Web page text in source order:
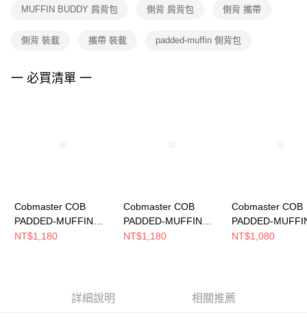
權轉讓予恩沛科技股份有限公司。
３．未成年的使用者請事先徵得法定代理人或監護人之同意方可使用
４．使用「AFTEE先享後付」時，將依據個別帳號之用戶狀況，依本公司即
MUFFIN BUDDY 肩背包 側背 肩背包 側背 攜帶
側背 裝載 攜帶 裝載 padded-muffin 側背包
一 必買清單 一
Cobmaster COB
PADDED-MUFFIN
BUDDY SHOULDER
NT$1,180
Cobmaster COB
PADDED-MUFFIN
BUDDY SHOULDER
NT$1,180
Cobmaster COB
PADDED-
DRAWSTRING
NT$1,080
詳細說明 相關推薦